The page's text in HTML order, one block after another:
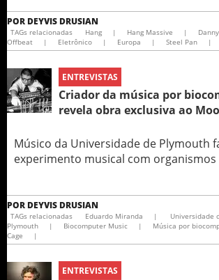
POR DEYVIS DRUSIAN
TAGs relacionadas Hang | Hang Massive |
Offbeat
| Eletrônico | Europa | Steel Pan |
ENTREVISTAS
Criador da música por
revela obra exclusiva ao
Músico da Universidade de Plymouth
experimento musical com
POR DEYVIS DRUSIAN
TAGs relacionadas Eduardo Miranda |
Universidade
Plymouth
| Biocomputer Music | Música por
Cage
|
ENTREVISTAS